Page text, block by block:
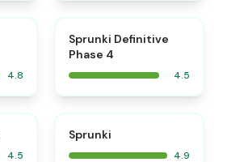
4.8
Sprunki Definitive
Phase 4
4.5
4.5
Sprunki
4.9